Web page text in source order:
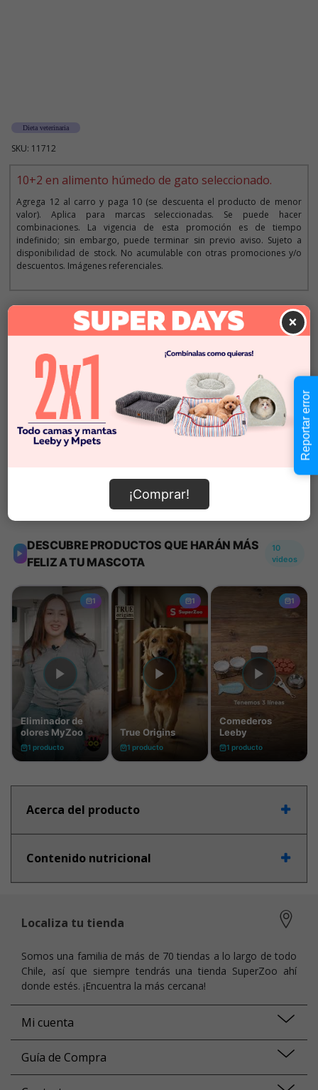
Dieta veterinaria
SKU: 11712
10+2 en alimento húmedo de gato seleccionado.
Agrega 12 al carro y paga 10 (se descuenta el producto de menor
valor). Aplica para marcas seleccionadas. Se puede hacer
combinaciones. La vigencia de esta promoción es de tiempo
indefinido; sin embargo, puede terminar sin previo aviso. Sujeto a
disponibilidad de stock. No acumulable con otras promociones y/o
descuentos. Imágenes referenciales.
Descripción
- +
$4.990
En Stock
Añadir al carrito
Información de envío
Acerca del producto
Contenido nutricional
×
¡Comprar!
Localiza tu tienda
Somos una familia de más de 70 tiendas a lo largo de todo
Chile, así que siempre tendrás una tienda SuperZoo ahí
donde estés. ¡Encuentra la más cercana!
Mi cuenta
Guía de Compra
Reportar error